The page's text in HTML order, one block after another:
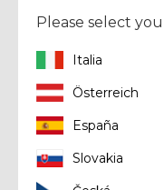
Jacket
JKT CROWS
€ 360,00 € 252,00
Please select
Italia
Österreich
España
Slovakia